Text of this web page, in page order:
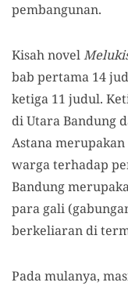
pembangunan.
Kisah novel
bab pertama 14
ketiga 11 judul.
di Utara Bandung
Astana
warga terhadap
Bandung
para gali
berkeliaran di
Pada mulanya,